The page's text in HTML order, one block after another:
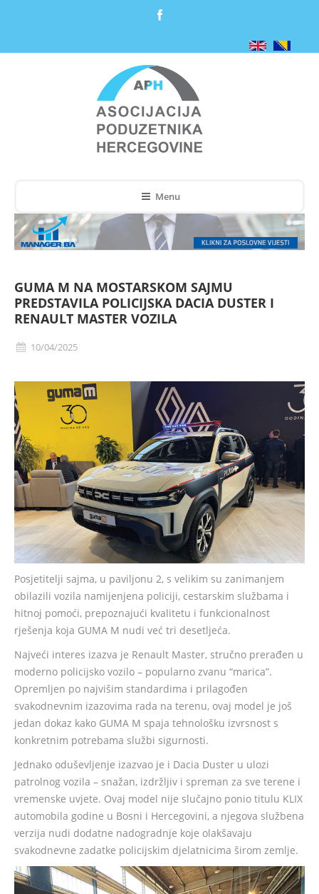
Menu
GUMA M NA MOSTARSKOM SAJMU
PREDSTAVILA POLICIJSKA DACIA DUSTER I
RENAULT MASTER VOZILA
10/04/2025
Posjetitelji sajma, u paviljonu 2, s velikim su zanimanjem
obilazili vozila namijenjena policiji, cestarskim službama i
hitnoj pomoći, prepoznajući kvalitetu i funkcionalnost
rješenja koja GUMA M nudi već tri desetljeća.
Najveći interes izazva je Renault Master, stručno prerađen u
moderno policijsko vozilo – popularno zvanu “marica”.
Opremljen po najvišim standardima i prilagođen
svakodnevnim izazovima rada na terenu, ovaj model je još
jedan dokaz kako GUMA M spaja tehnološku izvrsnost s
konkretnim potrebama službi sigurnosti.
Jednako oduševljenje izazvao je i Dacia Duster u ulozi
patrolnog vozila – snažan, izdržljiv i spreman za sve terene i
vremenske uvjete. Ovaj model nije slučajno ponio titulu KLIX
automobila godine u Bosni i Hercegovini, a njegova službena
verzija nudi dodatne nadogradnje koje olakšavaju
svakodnevne zadatke policijskim djelatnicima širom zemlje.